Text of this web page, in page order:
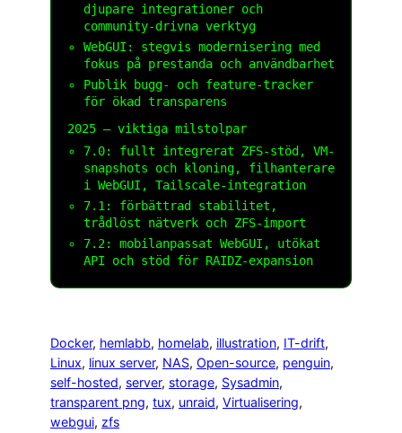
djupare integrationer och
community-drivna verktyg
WebGUI: stegvis modernisering med
fokus på prestanda och användbarhet
Publik bugg- och feature-tracker
för ökad transparens
2025 – viktiga milstolpar
7.0: fullt integrerat ZFS-stöd, VM-
snapshots och kloning, filhanterare
i WebGUI, Tailscale-integration
7.1: förbättrad stabilitet,
trådlöst nätverk och ZFS-import
7.2: mobilanpassat WebGUI, utökat
API och stöd för RAIDZ-expansion
Docker, hemlabb, homelab, illustration, IT-drift
Linux, linux server, NAS, Open-source, penguin
self-hosted, server, storage, Sysadmin
transparent png, tux, unraid, Virtualisering
webgui, zfs